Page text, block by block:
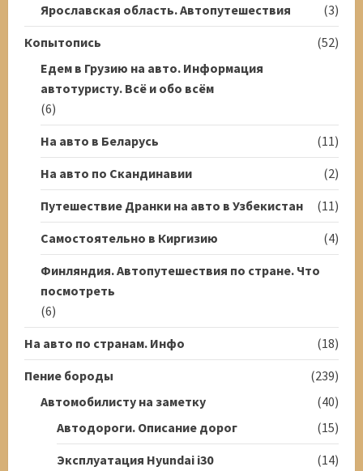
Ярославская область. Автопутешествия
(3)
Копытопись
(52)
Едем в Грузию на авто. Информация
автотуристу. Всё и обо всём
(6)
На авто в Беларусь
(11)
На авто по Скандинавии
(2)
Путешествие Дранки на авто в Узбекистан
(11)
Самостоятельно в Киргизию
(4)
Финляндия. Автопутешествия по стране. Что
посмотреть
(6)
На авто по странам. Инфо
(18)
Пение бороды
(239)
Автомобилисту на заметку
(40)
Автодороги. Описание дорог
(15)
Эксплуатация Hyundai i30
(14)